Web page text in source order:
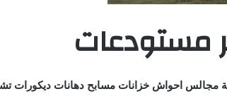
مستودعات
مجالس احواش خزانات مسابح دهانات ديكورات